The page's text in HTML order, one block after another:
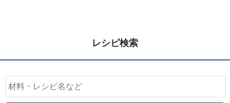
レシピ検索